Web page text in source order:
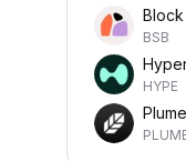
BSB
HYPE
Plume